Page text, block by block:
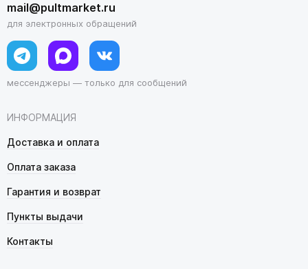
ИНФОРМАЦИЯ
Доставка и оплата
Оплата заказа
Гарантия и возврат
Пункты выдачи
Контакты
mail@pultmarket.ru
для электронных обращений
мессенджеры — только для сообщений